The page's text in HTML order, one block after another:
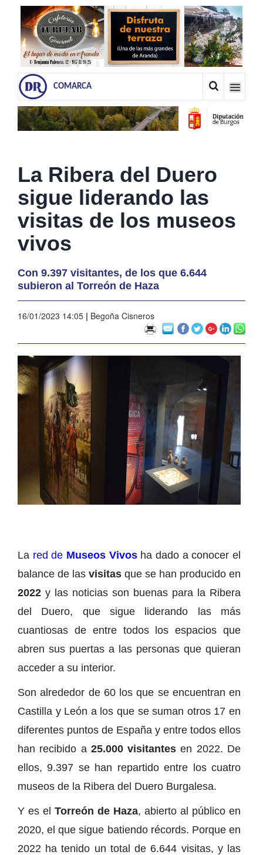
COMARCA
La Ribera del Duero
sigue liderando las
visitas de los museos
vivos
Con 9.397 visitantes, de los que 6.644
subieron al Torreón de Haza
16/01/2023 14:05 | Begoña Cisneros
La red de Museos Vivosha dado a conocer el
balance de las visitas que se han producido en
2022 y las noticias son buenas para la Ribera
del Duero, que sigue liderando las más
cuantiosas de entre todos los espacios que
abren sus puertas a las personas que quieran
acceder a su interior.
Son alrededor de 60 los que se encuentran en
Castilla y León a los que se suman otros 17 en
diferentes puntos de España y entre todos ellos
han recibido a 25.000 visitantes en 2022. De
ellos, 9.397 se han repartido entre los cuatro
museos de la Ribera del Duero Burgalesa.
Y es el Torreón de Haza, abierto al público en
2020, el que sigue batiendo récords. Porque en
2022 ha tenido un total de 6.644 visitas, y las